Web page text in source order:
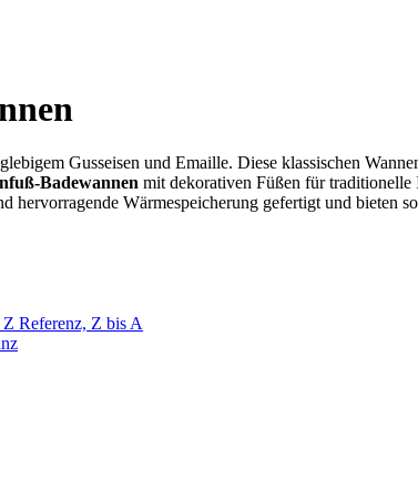
Gusseisen und Emaille. Diese klassischen
Badewannen mit dekorativen Füßen für traditionelle
Wärmespeicherung gefertigt und bieten
Z Referenz, Z bis A